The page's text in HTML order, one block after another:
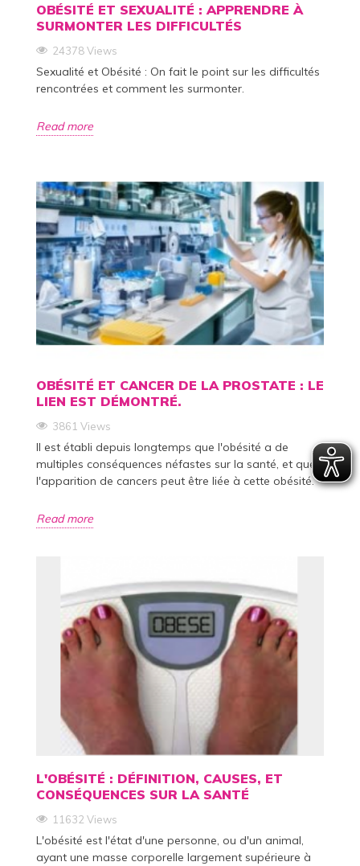
OBÉSITÉ ET SEXUALITÉ : APPRENDRE À
SURMONTER LES DIFFICULTÉS
24378 Views
Sexualité et Obésité : On fait le point sur les difficultés
rencontrées et comment les surmonter.
Read more
OBÉSITÉ ET CANCER DE LA PROSTATE : LE
LIEN EST DÉMONTRÉ.
3861 Views
Il est établi depuis longtemps que l'obésité a de
multiples conséquences néfastes sur la santé, et que
l'apparition de cancers peut être liée à cette obésité.
Read more
L'OBÉSITÉ : DÉFINITION, CAUSES, ET
CONSÉQUENCES SUR LA SANTÉ
11632 Views
L'obésité est l'état d'une personne, ou d'un animal,
ayant une masse corporelle largement supérieure à